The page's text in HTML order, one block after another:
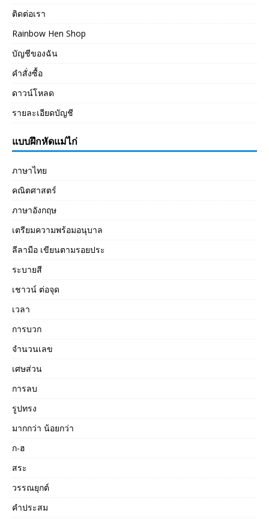
ติดต่อเรา
Rainbow Hen Shop
บัญชีของฉัน
คำสั่งซื้อ
ดาวน์โหลด
รายละเอียดบัญชี
แบบฝึกหัดแม่ไก่
ภาษาไทย
คณิตศาสตร์
ภาษาอังกฤษ
เตรียมความพร้อมอนุบาล
ลีลามือ เขียนตามรอยประ
ระบายสี
เชาวน์ ต่อจุด
เวลา
การบวก
จำนวนเลข
เศษส่วน
การลบ
รูปทรง
มากกว่า น้อยกว่า
ก-ฮ
สระ
วรรณยุกต์
คำประสม